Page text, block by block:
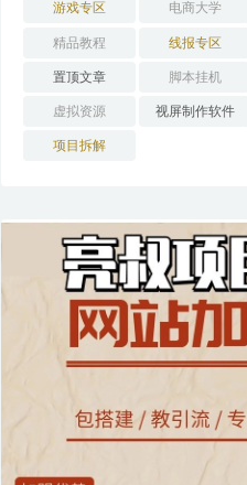
游戏专区 电商大学
精品教程 线报专区
置顶文章 脚本挂机
虚拟资源 视屏制作软件
项目拆解